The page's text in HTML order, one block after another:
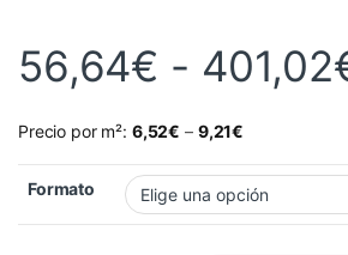
56,64€ - 401,02
Precio por m²: 6,52€ – 9,21€
Formato